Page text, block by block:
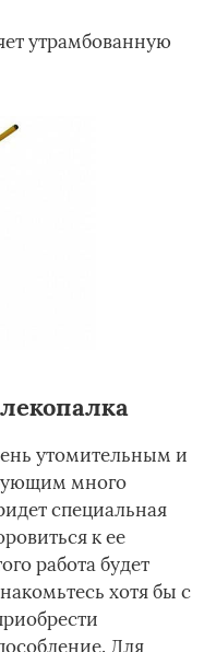
утрамбованную
утомительным и
много
специальная
к ее
работа будет
хотя бы с
Для